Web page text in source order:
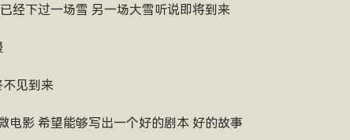
经下过一场雪 另一场大雪听说即将到来
见到来
电影 希望能够写出一个好的剧本 好的故事